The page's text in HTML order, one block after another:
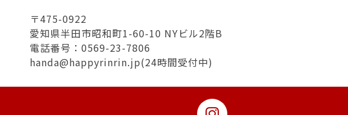
〒475-0922
愛知県半田市昭和町1-60-10 NYビル2階B
電話番号：0569-23-7806
handa@happyrinrin.jp(24時間受付中)